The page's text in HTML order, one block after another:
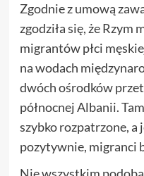
Zgodnie z umową
zgodziła się, że Rzym
migrantów płci
na wodach
dwóch ośrodków
północnej Albanii.
szybko rozpatrzone, a
pozytywnie, migranci